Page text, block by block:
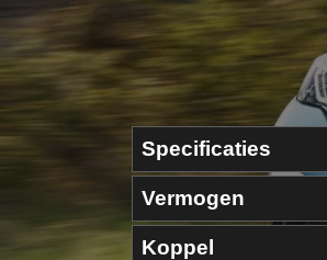
Specificaties
Vermogen
Koppel